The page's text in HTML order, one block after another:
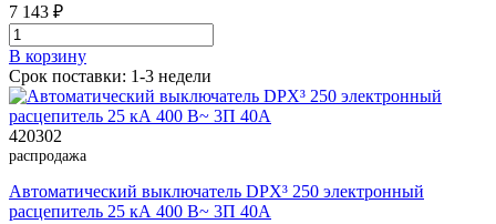
7 143 ₽
В корзинy
Срок поставки: 1-3 недели
420302
распродажа
Автоматический выключатель DPX³ 250 электронный
расцепитель 25 кА 400 В~ 3П 40А